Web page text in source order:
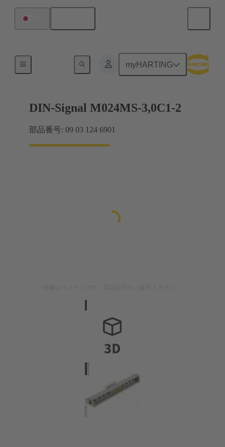
myHARTING
マザーボード ツー ドーターカード接続
DIN-Signal M024MS-3,0C1-2
部品番号: 09 03 124 6901